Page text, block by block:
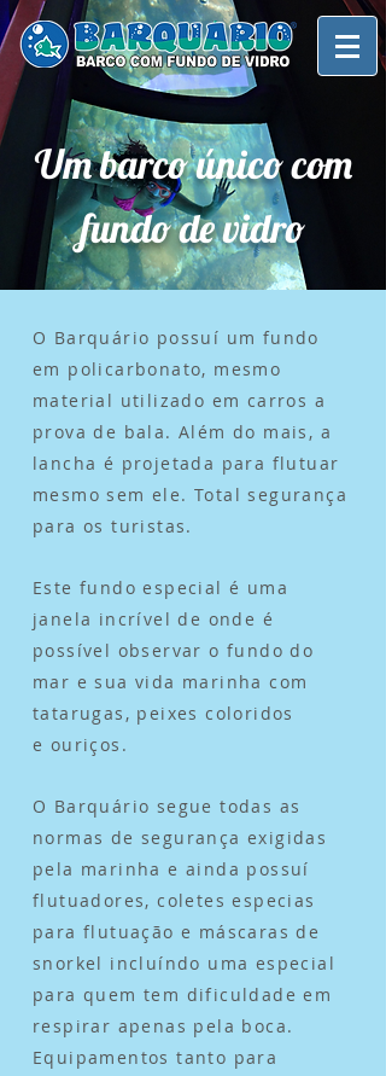
Um barco único com
fundo de vidro
O Barquário possuí um fundo
em policarbonato, mesmo
material utilizado em carros a
prova de bala. Além do mais, a
lancha é projetada para flutuar
mesmo sem ele. Total segurança
para os turistas.
Este fundo especial é uma
janela incrível de onde é
possível observar o fundo do
mar e sua vida marinha com
tatarugas, peixes coloridos
e ouriços.
O Barquário segue todas as
normas de segurança exigidas
pela marinha e ainda possuí
flutuadores, coletes especias
para flutuação e máscaras de
snorkel incluíndo uma especial
para quem tem dificuldade em
respirar apenas pela boca.
Equipamentos tanto para